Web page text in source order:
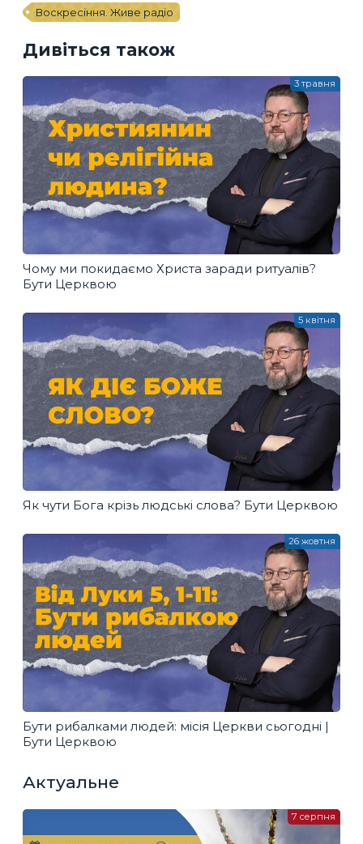
Воскресіння. Живе радіо
Дивіться також
Чому ми покидаємо Христа заради ритуалів?
Бути Церквою
3 травня
Як чути Бога крізь людські слова? Бути Церквою
5 квітня
Бути рибалками людей: місія Церкви сьогодні |
Бути Церквою
26 жовтня
Актуальне
7 серпня